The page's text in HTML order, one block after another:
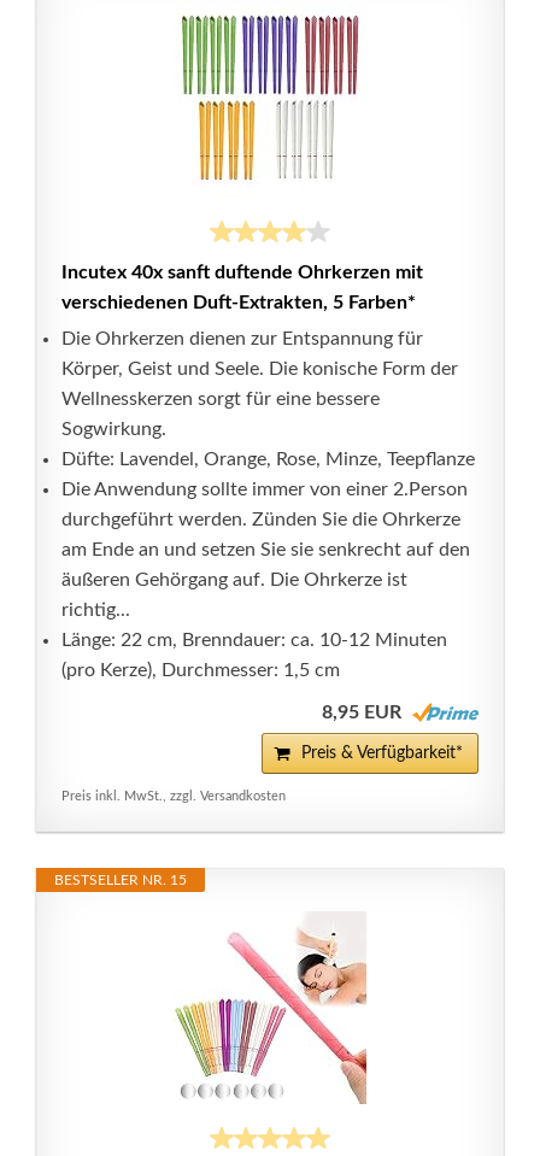
Incutex 40x sanft duftende Ohrkerzen mit
verschiedenen Duft-Extrakten, 5 Farben*
Die Ohrkerzen dienen zur Entspannung für
Körper, Geist und Seele. Die konische Form der
Wellnesskerzen sorgt für eine bessere
Sogwirkung.
Düfte: Lavendel, Orange, Rose, Minze, Teepflanze
Die Anwendung sollte immer von einer 2.Person
durchgeführt werden. Zünden Sie die Ohrkerze
am Ende an und setzen Sie sie senkrecht auf den
äußeren Gehörgang auf. Die Ohrkerze ist
richtig...
Länge: 22 cm, Brenndauer: ca. 10-12 Minuten
(pro Kerze), Durchmesser: 1,5 cm
8,95 EUR
Preis & Verfügbarkeit*
Preis inkl. MwSt., zzgl. Versandkosten
BESTSELLER NR. 15